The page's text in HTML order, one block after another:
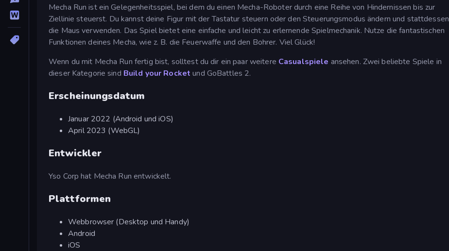
Mecha Run ist ein Gelegenheitsspiel, bei dem du einen Mecha-Roboter durch eine Reihe von Hindernissen bis zur
Ziellinie steuerst. Du kannst deine Figur mit der Tastatur steuern oder den Steuerungsmodus ändern und stattdessen
die Maus verwenden. Das Spiel bietet eine einfache und leicht zu erlernende Spielmechanik. Nutze die fantastischen
Funktionen deines Mecha, wie z. B. die Feuerwaffe und den Bohrer. Viel Glück!
Wenn du mit Mecha Run fertig bist, solltest du dir ein paar weitere Casualspiele ansehen. Zwei beliebte Spiele in
dieser Kategorie sind Build your Rocket und GoBattles 2.
Erscheinungsdatum
Januar 2022 (Android und iOS)
April 2023 (WebGL)
Entwickler
Yso Corp hat Mecha Run entwickelt.
Plattformen
Webbrowser (Desktop und Handy)
Android
iOS